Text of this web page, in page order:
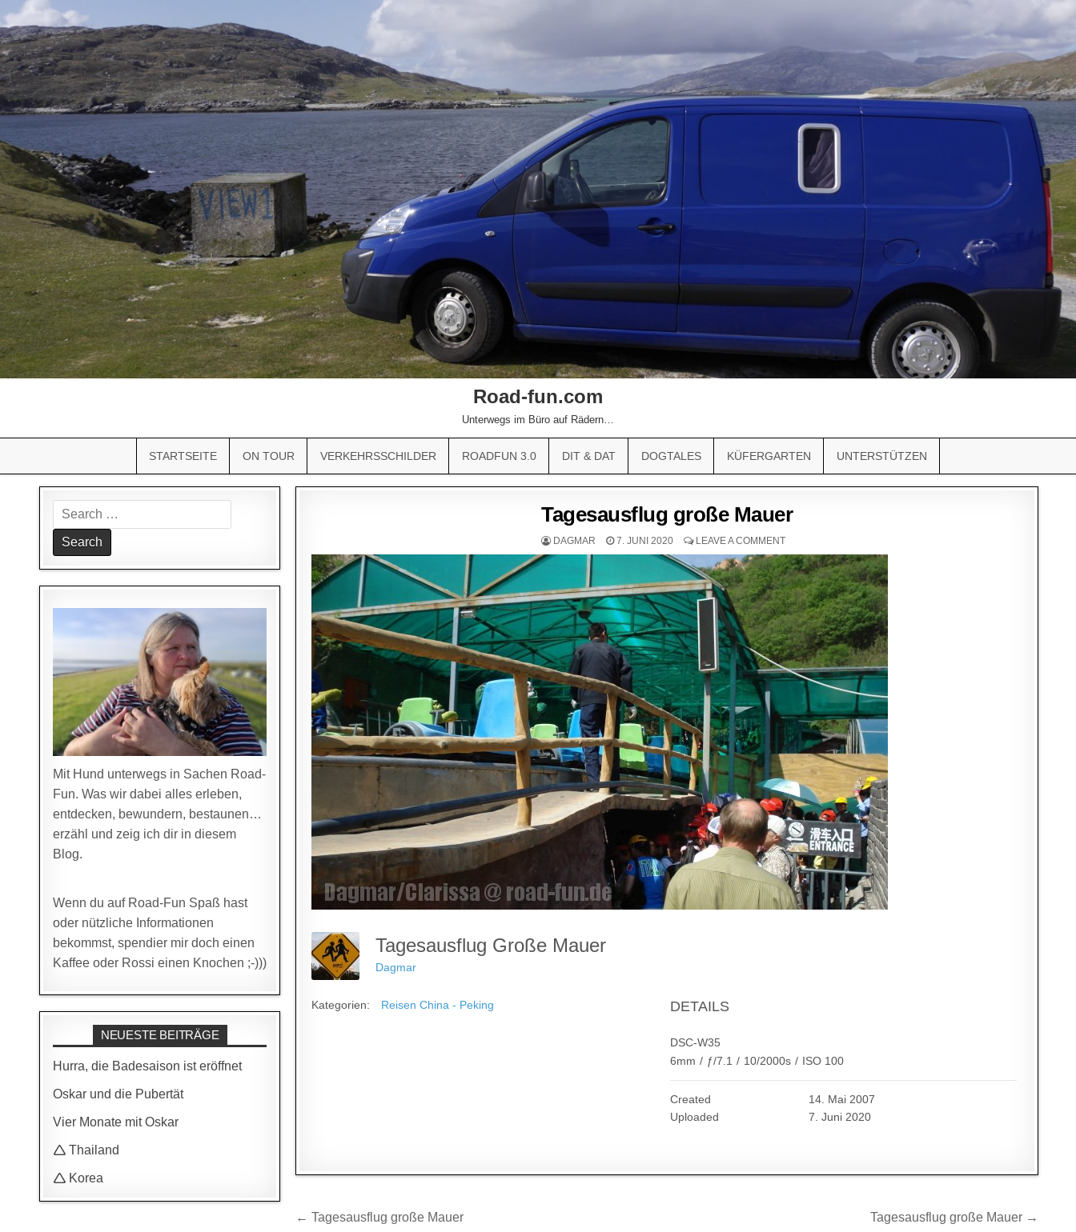
Road-fun.com
Unterwegs im Büro auf Rädern…
STARTSEITE ON TOUR VERKEHRSSCHILDER ROADFUN 3.0 DIT & DAT DOGTALES KÜFERGARTEN UNTERSTÜTZEN
Tagesausflug große Mauer
DAGMAR 7. JUNI 2020 LEAVE A COMMENT
Tagesausflug Große Mauer
Dagmar
Kategorien: Reisen China - Peking DETAILS
DSC-W35
6mm / ƒ/7.1 / 10/2000s / ISO 100
Created
14. Mai 2007
Uploaded
7. Juni 2020
Beitragsnavigation
← Tagesausflug große Mauer Tagesausflug große Mauer →
Search
for:
Mit Hund unterwegs in Sachen Road-
Fun. Was wir dabei alles erleben,
entdecken, bewundern, bestaunen…
erzähl und zeig ich dir in diesem
Blog.
Wenn du auf Road-Fun Spaß hast
oder nützliche Informationen
bekommst, spendier mir doch einen
Kaffee oder Rossi einen Knochen ;-)))
NEUESTE BEITRÄGE
Hurra, die Badesaison ist eröffnet
Oskar und die Pubertät
Vier Monate mit Oskar
🛆 Thailand
🛆 Korea